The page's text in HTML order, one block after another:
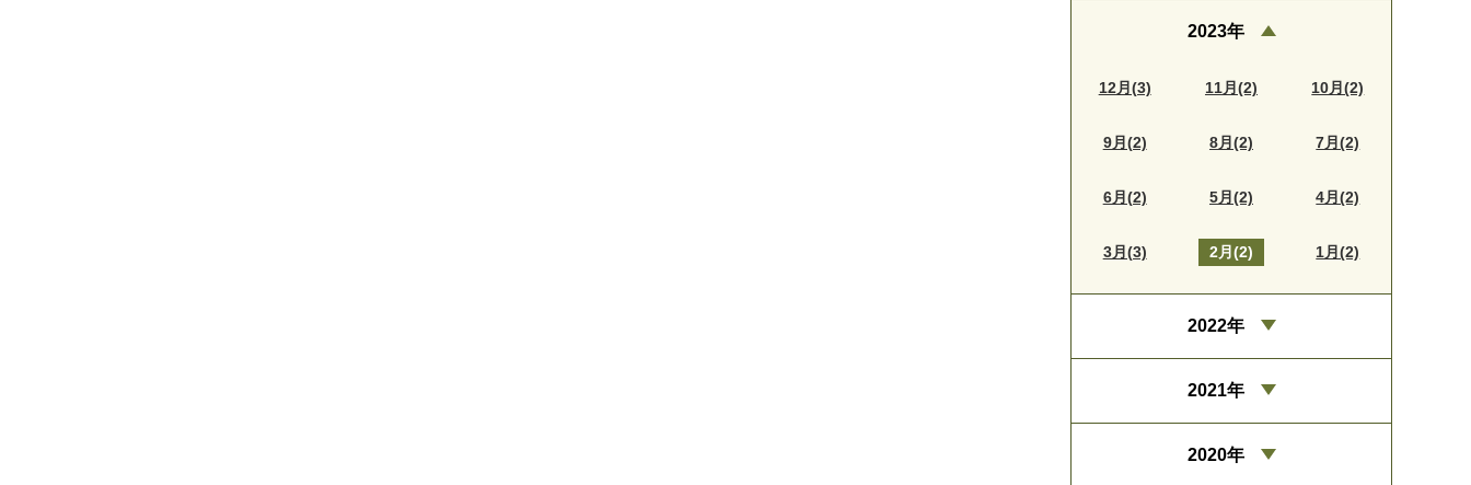
2023年
12月(3) 11月(2) 10月(2)
9月(2) 8月(2) 7月(2)
6月(2) 5月(2) 4月(2)
3月(3) 2月(2) 1月(2)
2022年
2021年
2020年